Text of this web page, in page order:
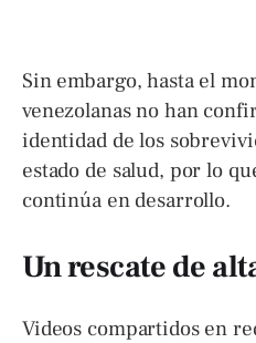
Sin embargo, hasta el
venezolanas no han
identidad de los
estado de salud, por lo
continúa en desarrollo.
Un rescate de
Videos compartidos en